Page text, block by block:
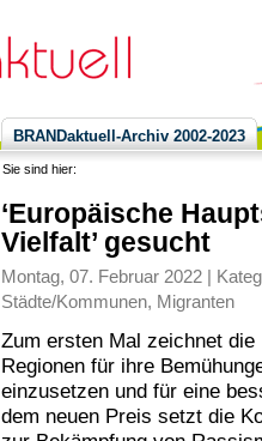
BRANDaktuell-Archiv 2002-2023
Sie sind hier:
‘Europäische
Vielfalt’ gesucht
Montag, 07. Februar 2022 |
Städte/Kommunen, Migranten
Zum ersten Mal zeichnet die
Regionen für ihre
einzusetzen und für eine
dem neuen Preis setzt die